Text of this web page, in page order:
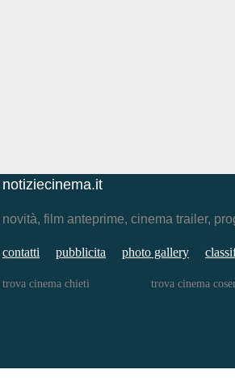
notiziecinema.it
novità, film anteprime, cinema trailer,
contatti pubblicita photo gallery
trova cinema chieti trova cinema